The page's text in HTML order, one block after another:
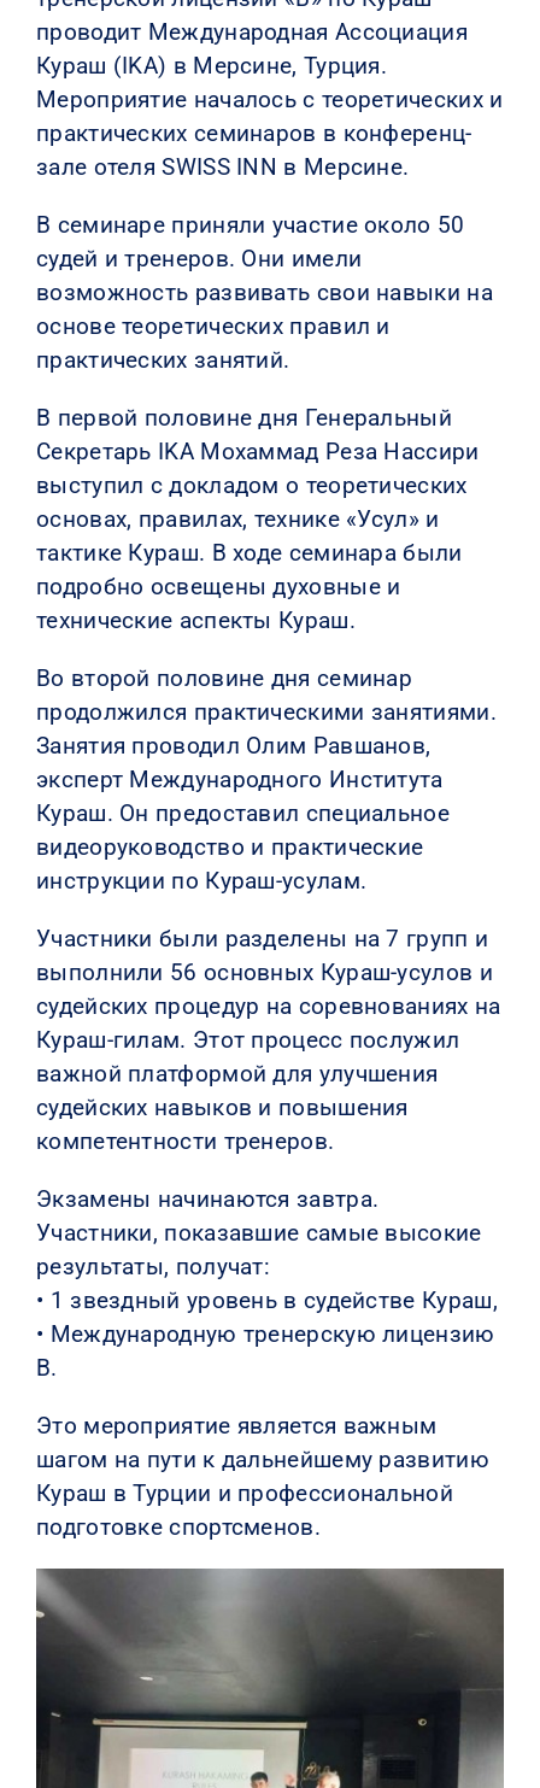
проводит Международная Ассоциация
Кураш (IKA) в Мерсине, Турция.
Мероприятие началось с теоретических и
практических семинаров в конференц-
зале отеля SWISS INN в Мерсине.
В семинаре приняли участие около 50
судей и тренеров. Они имели
возможность развивать свои навыки на
основе теоретических правил и
практических занятий.
В первой половине дня Генеральный
Секретарь IKA Мохаммад Реза Нассири
выступил с докладом о теоретических
основах, правилах, технике «Усул» и
тактике Кураш. В ходе семинара были
подробно освещены духовные и
технические аспекты Кураш.
Во второй половине дня семинар
продолжился практическими занятиями.
Занятия проводил Олим Равшанов,
эксперт Международного Института
Кураш. Он предоставил специальное
видеоруководство и практические
инструкции по Кураш-усулам.
Участники были разделены на 7 групп и
выполнили 56 основных Кураш-усулов ​​и
судейских процедур на соревнованиях на
Кураш-гилам. Этот процесс послужил
важной платформой для улучшения
судейских навыков и повышения
компетентности тренеров.
Экзамены начинаются завтра.
Участники, показавшие самые высокие
результаты, получат:
• 1 звездный уровень в судействе Кураш,
• Международную тренерскую лицензию
B.
Это мероприятие является важным
шагом на пути к дальнейшему развитию
Кураш в Турции и профессиональной
подготовке спортсменов.